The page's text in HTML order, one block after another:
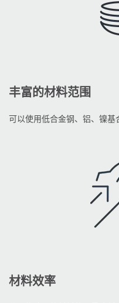
丰富的材料范围
可以使用低合金钢、铝、镍基
材料效率